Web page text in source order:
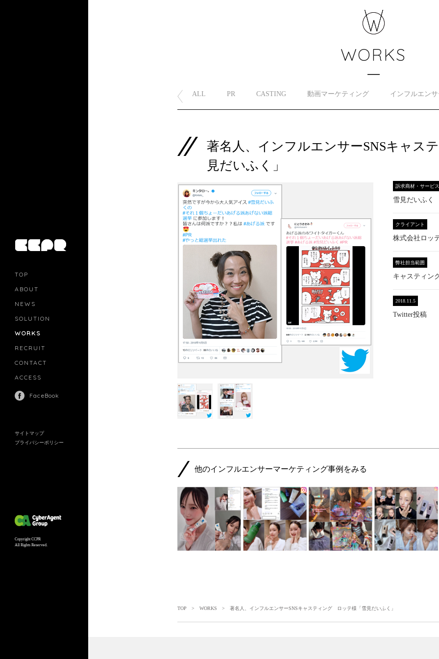
TOP
ABOUT
NEWS
SOLUTION
WORKS
RECRUIT
CONTACT
ACCESS
FaceBook
サイトマップ
プライバシーポリシー
Copyright CCPR
All Rights Reserved.
MOVIE MARKETING
INFLUENCERS MARKETING
WORKS
ALL PR CASTING 動画マーケティング インフルエン
著名人、インフルエンサーSNSキャス
見だいふく」
訴求商材・サービス
雪見だいふく
クライアント
株式会社ロッ
弊社担当範囲
キャスティン
2018.11.5
Twitter投稿
他のインフルエンサーマーケティング事例をみる
TOP > WORKS > 著名人、インフルエンサーSNSキャスティング ロッテ様「雪見だいふく」